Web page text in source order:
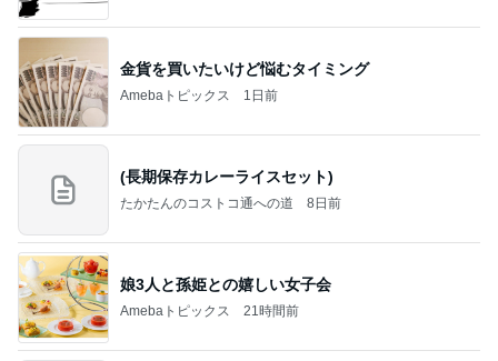
金貨を買いたいけど悩むタイミング
Amebaトピックス 1日前
(長期保存カレーライスセット)
たかたんのコストコ通への道 8日前
娘3人と孫姫との嬉しい女子会
Amebaトピックス 21時間前